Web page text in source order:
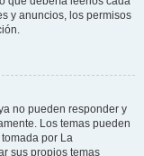
y anuncios, los permisos
no pueden responder y
Los temas pueden
por La
sus propios temas